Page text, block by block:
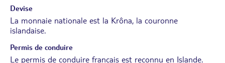
Devise
La monnaie nationale est la Krôna, la couronne
islandaise.
Permis de conduire
Le permis de conduire français est reconnu en Islande.